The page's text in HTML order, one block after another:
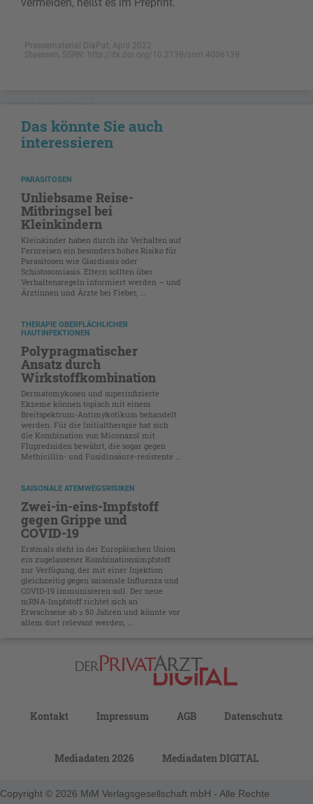
vermeiden, heißt es im Preprint.
Pressematerial DiaPat, April 2022
Staessen, SSRN: http://dx.doi.org/10.2139/ssrn.4006139
Das könnte Sie auch
interessieren
PARASITOSEN
Unliebsame Reise-
Mitbringsel bei
Kleinkindern
Kleinkinder haben durch ihr Verhalten auf
Fernreisen ein besonders hohes Risiko für
Parasitosen wie Giardiasis oder
Schistosomiasis. Eltern sollten über
Verhaltensregeln informiert werden – und
Ärztinnen und Ärzte bei Fieber, ...
THERAPIE OBERFLÄCHLICHER
HAUTINFEKTIONEN
Polypragmatischer
Ansatz durch
Wirkstoffkombination
Dermatomykosen und superinfizierte
Ekzeme können topisch mit einem
Breitspektrum-Antimykotikum behandelt
werden. Für die Initialtherapie hat sich
die Kombination von Miconazol mit
Flupredniden bewährt, die sogar gegen
Methicillin- und Fusidinsäure-resistente ...
SAISONALE ATEMWEGSRISIKEN
Zwei-in-eins-Impfstoff
gegen Grippe und
COVID-19
Erstmals steht in der Europäischen Union
ein zugelassener Kombinationsimpfstoff
zur Verfügung, der mit einer Injektion
gleichzeitig gegen saisonale Influenza und
COVID-19 immunisieren soll. Der neue
mRNA-Impfstoff richtet sich an
Erwachsene ab ≥ 50 Jahren und könnte vor
allem dort relevant werden, ...
Kontakt Impressum AGB Datenschutz
Mediadaten 2026 Mediadaten DIGITAL
Copyright © 2026 MiM Verlagsgesellschaft mbH - Alle Rechte